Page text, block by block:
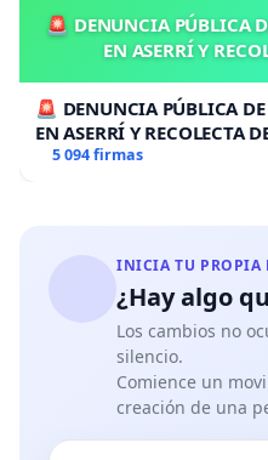
🚨 DENUNCIA PÚBLICA
EN ASERRÍ Y
🚨 DENUNCIA PÚBLICA
EN ASERRÍ Y RECOLECTA
5 094 firmas
INICIA TU PROPIA
¿Hay algo
Los cambios no
silencio.
Comience un
creación de una